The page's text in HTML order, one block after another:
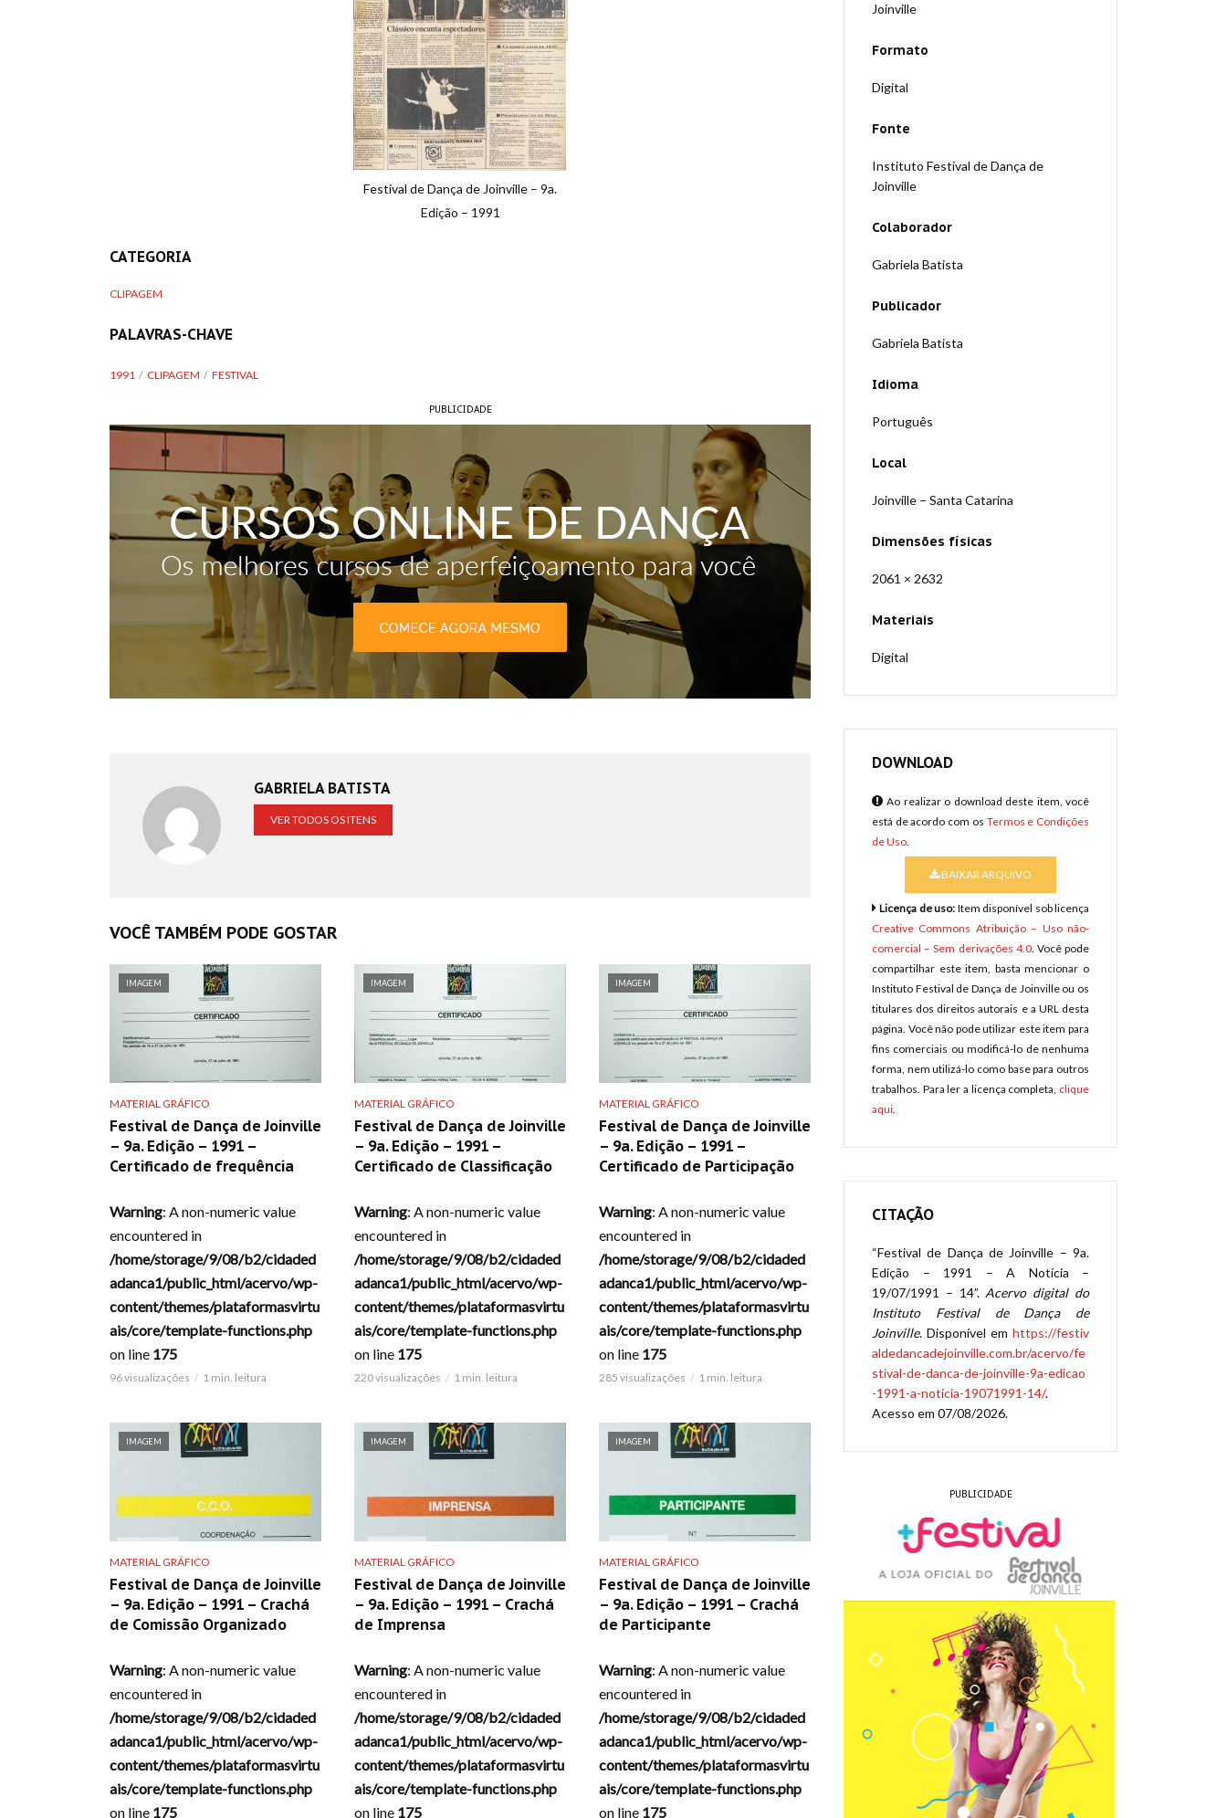
Festival de Dança de Joinville – 9a.
Edição – 1991
CATEGORIA
CLIPAGEM
PALAVRAS-CHAVE
1991 CLIPAGEM FESTIVAL
PUBLICIDADE
GABRIELA BATISTA
VER TODOS OS ITENS
VOCÊ TAMBÉM PODE GOSTAR
IMAGEM
MATERIAL GRÁFICO
Festival de Dança de Joinville
– 9a. Edição – 1991 –
Certificado de frequência
Warning: A non-numeric value
encountered in
/home/storage/9/08/b2/cidaded
adanca1/public_html/acervo/wp-
content/themes/plataformasvirtu
ais/core/template-functions.php
on line 175
96 visualizações 1 min. leitura
IMAGEM
MATERIAL GRÁFICO
Festival de Dança de Joinville
– 9a. Edição – 1991 –
Certificado de Classificação
Warning: A non-numeric value
encountered in
/home/storage/9/08/b2/cidaded
adanca1/public_html/acervo/wp-
content/themes/plataformasvirtu
ais/core/template-functions.php
on line 175
220 visualizações 1 min. leitura
IMAGEM
MATERIAL GRÁFICO
Festival de Dança de Joinville
– 9a. Edição – 1991 –
Certificado de Participação
Warning: A non-numeric value
encountered in
/home/storage/9/08/b2/cidaded
adanca1/public_html/acervo/wp-
content/themes/plataformasvirtu
ais/core/template-functions.php
on line 175
285 visualizações 1 min. leitura
IMAGEM
MATERIAL GRÁFICO
Festival de Dança de Joinville
– 9a. Edição – 1991 – Crachá
de Comissão Organizado
Warning: A non-numeric value
encountered in
/home/storage/9/08/b2/cidaded
adanca1/public_html/acervo/wp-
content/themes/plataformasvirtu
ais/core/template-functions.php
on line 175
IMAGEM
MATERIAL GRÁFICO
Festival de Dança de Joinville
– 9a. Edição – 1991 – Crachá
de Imprensa
Warning: A non-numeric value
encountered in
/home/storage/9/08/b2/cidaded
adanca1/public_html/acervo/wp-
content/themes/plataformasvirtu
ais/core/template-functions.php
on line 175
IMAGEM
MATERIAL GRÁFICO
Festival de Dança de Joinville
– 9a. Edição – 1991 – Crachá
de Participante
Warning: A non-numeric value
encountered in
/home/storage/9/08/b2/cidaded
adanca1/public_html/acervo/wp-
content/themes/plataformasvirtu
ais/core/template-functions.php
on line 175
Joinville
Formato
Digital
Fonte
Instituto Festival de Dança de
Joinville
Colaborador
Gabriela Batista
Publicador
Gabriela Batista
Idioma
Português
Local
Joinville – Santa Catarina
Dimensões físicas
2061 × 2632
Materiais
Digital
DOWNLOAD
Ao realizar o download deste item, você
está de acordo com os Termos e Condições
de Uso.
BAIXAR ARQUIVO
Licença de uso: Item disponível sob licença
Creative Commons Atribuição – Uso não-
comercial – Sem derivações 4.0. Você pode
compartilhar este item, basta mencionar o
Instituto Festival de Dança de Joinville ou os
titulares dos direitos autorais e a URL desta
página. Você não pode utilizar este item para
fins comerciais ou modificá-lo de nenhuma
forma, nem utilizá-lo como base para outros
trabalhos. Para ler a licença completa, clique
aqui.
CITAÇÃO
“Festival de Dança de Joinville – 9a.
Edição – 1991 – A Notícia –
19/07/1991 – 14”. Acervo digital do
Instituto Festival de Dança de
Joinville. Disponível em https://festiv
aldedancadejoinville.com.br/acervo/fe
stival-de-danca-de-joinville-9a-edicao
-1991-a-noticia-19071991-14/.
Acesso em 07/08/2026.
PUBLICIDADE